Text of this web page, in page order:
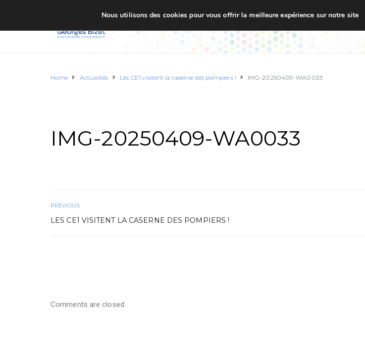
Home Actualités Les CE1 visitent la caserne des pompiers ! IMG-20250409-WA0033
IMG-20250409-WA0033
PREVIOUS
LES CE1 VISITENT LA CASERNE DES POMPIERS !
Comments are closed.
Nous utilisons des cookies pour vous offrir la meilleure expérience sur notre site